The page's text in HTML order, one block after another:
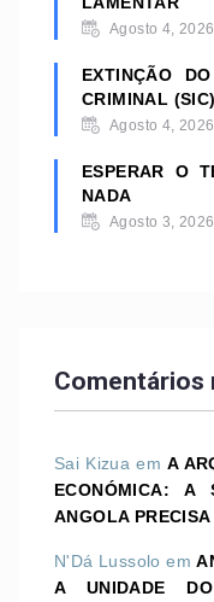
Agosto 4, 2026
EXTINÇÃO
CRIMINAL (SIC)
Agosto 4, 2026
ESPERAR O
NADA
Agosto 3, 2026
Comentários
Sai Kizua emA
ECONÓMICA: A
ANGOLA PRECISA
N'Dá Lussolo em
A UNIDADE